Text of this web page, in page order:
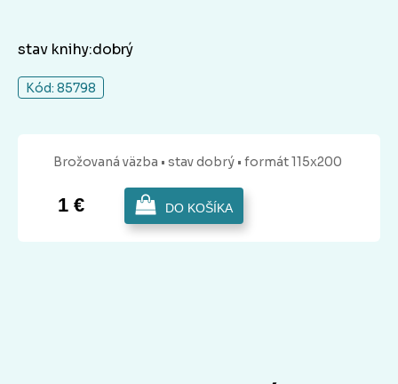
stav knihy:dobrý
Kód: 85798
Brožovaná väzba • stav dobrý • formát 115x200
1 € DO KOŠÍKA